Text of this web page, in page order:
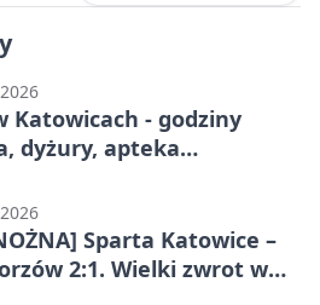
Katowicach - godziny
dyżury, apteka
Sparta Katowice –
2:1. Wielki zwrot w